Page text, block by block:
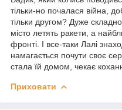
тільки-но почалася війна,
тільки другом? Дуже
місто летять ракети, а
фронті. І все-таки Лалі
намагається почути своє
стала їй домом, чекає
Приховати